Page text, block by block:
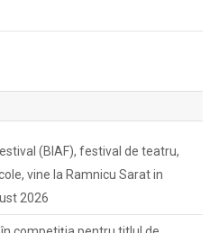
(BIAF), festival de teatru,
vine la Ramnicu Sarat in
2026